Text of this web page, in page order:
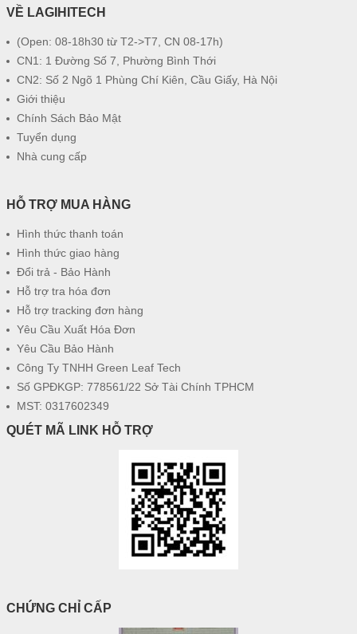
VỀ LAGIHITECH
(Open: 08-18h30 từ T2->T7, CN 08-17h)
CN1: 1 Đường Số 7, Phường Bình Thới
CN2: Số 2 Ngõ 1 Phùng Chí Kiên, Cầu Giấy, Hà Nội
Giới thiệu
Chính Sách Bảo Mật
Tuyển dụng
Nhà cung cấp
HỖ TRỢ MUA HÀNG
Hình thức thanh toán
Hình thức giao hàng
Đổi trả - Bảo Hành
Hỗ trợ tra hóa đơn
Hỗ trợ tracking đơn hàng
Yêu Cầu Xuất Hóa Đơn
Yêu Cầu Bảo Hành
Công Ty TNHH Green Leaf Tech
Số GPĐKGP: 778561/22 Sở Tài Chính TPHCM
MST: 0317602349
QUÉT MÃ LINK HỖ TRỢ
CHỨNG CHỈ CẤP